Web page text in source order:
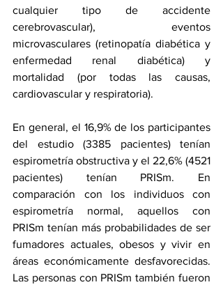
cualquier tipo de accidente
cerebrovascular), eventos
microvasculares (retinopatía diabética y
enfermedad renal diabética) y
mortalidad (por todas las causas,
cardiovascular y respiratoria).
En general, el 16,9% de los participantes
del estudio (3385 pacientes) tenían
espirometría obstructiva y el 22,6% (4521
pacientes) tenían PRISm. En
comparación con los individuos con
espirometría normal, aquellos con
PRISm tenían más probabilidades de ser
fumadores actuales, obesos y vivir en
áreas económicamente desfavorecidas.
Las personas con PRISm también fueron